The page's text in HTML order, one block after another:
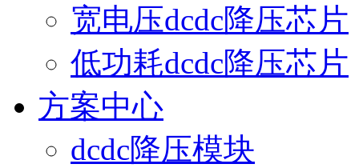
宽电压dcdc降压芯片
低功耗dcdc降压芯片
方案中心
dcdc降压模块